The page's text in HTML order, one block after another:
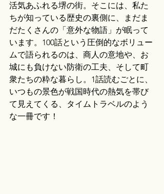
活気あふれる堺の街。そこには、私た
ちが知っている歴史の裏側に、まだま
だたくさんの「意外な物語」が眠って
います。100話という圧倒的なボリュー
ムで語られるのは、商人の意地や、お
城にも負けない防衛の工夫、そして町
衆たちの粋な暮らし。1話読むごとに、
いつもの景色が戦国時代の熱気を帯び
て見えてくる、タイムトラベルのよう
な一冊です！